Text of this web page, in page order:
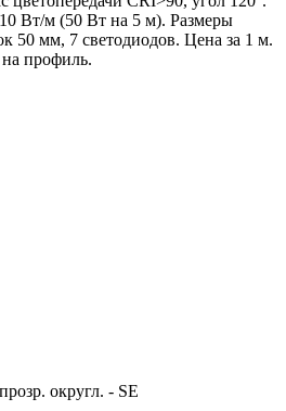
Вт/м (50 Вт на 5 м). Размеры
50 мм, 7 светодиодов. Цена за 1 м.
на профиль.
округл. - SE